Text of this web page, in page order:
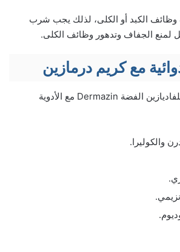
الكبد أو الكلى، لذلك يجب شرب
لمنع الجفاف وتدهور وظائف الكلى.
مع كريم درمازين
يحذر استخدام كريم سلفاديازين الفضة Dermazin مع الأدوية
والكوليرا.